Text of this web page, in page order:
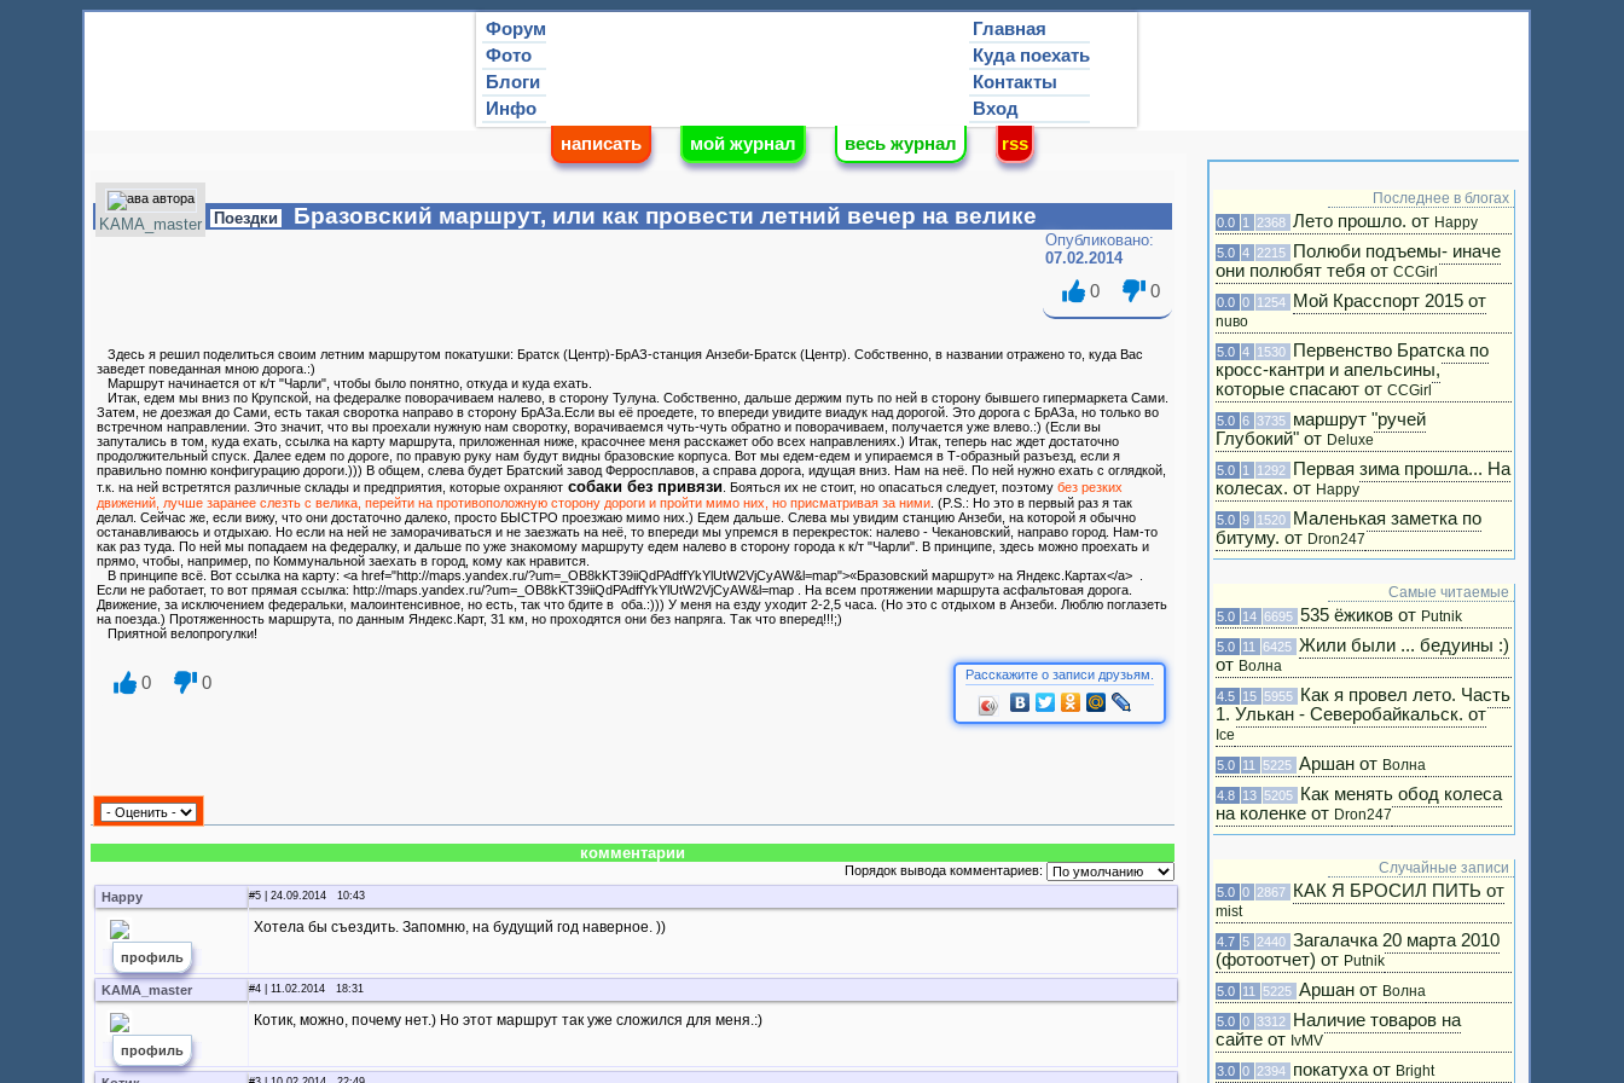
Форум
Фото
Блоги
Инфо
Главная
Куда поехать
Контакты
Вход
написать мой журнал весь журнал rss
Последнее в блогах
0.0 1 2368 Лето прошло. от Happy
5.0 4 2215
Полюби подъемы- иначе
они полюбят тебя отCCGirl
0.0 0 1254 Мой Красспорт 2015 от
nuвo
5.0 4 1530
Первенство Братска по
кросс-кантри и апельсины,
которые спасают отCCGirl
5.0 6 3735 маршрут "ручей
Глубокий" от Deluxe
5.0 1 1292
Первая зима прошла... На
колесах. от Happy
5.0 9 1520
Маленькая заметка по
битуму. от Dron247
Самые читаемые
5.0 14 6695 535 ёжиков от Putnik
5.0 11 6425 Жили были ... бедуины :)
от Волна
4.5 15 5955
Как я провел лето. Часть
1. Улькан - Северобайкальск. от
Ice
5.0 11 5225 Аршан от Волна
4.8 13 5205
Как менять обод колеса
на коленке от Dron247
Случайные записи
5.0 0 2867 КАК Я БРОСИЛ ПИТЬ от
mist
4.7 5 2440 Загалачка 20 марта 2010
(фотоотчет) от Putnik
5.0 11 5225 Аршан от Волна
5.0 0 3312
Наличие товаров на
сайте от IvMV
3.0 0 2394 покатуха от Bright
KAMA_master Поездки Бразовский маршрут, или как провести летний вечер на велике
Опубликовано:
07.02.2014
0 0
Здесь я решил поделиться своим летним маршрутом покатушки: Братск (Центр)-БрАЗ-станция Анзеби-Братск (Центр). Собственно, в названии отражено то, куда Вас
заведет поведанная мною дорога.:)
Маршрут начинается от к/т "Чарли", чтобы было понятно, откуда и куда ехать.
Итак, едем мы вниз по Крупской, на федералке поворачиваем налево, в сторону Тулуна. Собственно, дальше держим путь по ней в сторону бывшего гипермаркета Сами.
Затем, не доезжая до Сами, есть такая своротка направо в сторону БрАЗа.Если вы её проедете, то впереди увидите виадук над дорогой. Это дорога с БрАЗа, но только во
встречном направлении. Это значит, что вы проехали нужную нам своротку, ворачиваемся чуть-чуть обратно и поворачиваем, получается уже влево.:) (Если вы
запутались в том, куда ехать, ссылка на карту маршрута, приложенная ниже, красочнее меня расскажет обо всех направлениях.) Итак, теперь нас ждет достаточно
продолжительный спуск. Далее едем по дороге, по правую руку нам будут видны бразовские корпуса. Вот мы едем-едем и упираемся в Т-образный разъезд, если я
правильно помню конфигурацию дороги.))) В общем, слева будет Братский завод Ферросплавов, а справа дорога, идущая вниз. Нам на неё. По ней нужно ехать с оглядкой,
т.к. на ней встретятся различные склады и предприятия, которые охраняют собаки без привязи . Бояться их не стоит, но опасаться следует, поэтому без резких
движений, лучше заранее слезть с велика, перейти на противоположную сторону дороги и пройти мимо них, но присматривая за ними . (P.S.: Но это в первый раз я так
делал. Сейчас же, если вижу, что они достаточно далеко, просто БЫСТРО проезжаю мимо них.) Едем дальше. Слева мы увидим станцию Анзеби, на которой я обычно
останавливаюсь и отдыхаю. Но если на ней не заморачиваться и не заезжать на неё, то впереди мы упремся в перекресток: налево - Чекановский, направо город. Нам-то
как раз туда. По ней мы попадаем на федералку, и дальше по уже знакомому маршруту едем налево в сторону города к к/т "Чарли". В принципе, здесь можно проехать и
прямо, чтобы, например, по Коммунальной заехать в город, кому как нравится.
В принципе всё. Вот ссылка на карту: <a href="http://maps.yandex.ru/?um=_OB8kKT39iiQdPAdffYkYlUtW2VjCyAW&l=map">«Бразовский маршрут» на Яндекс.Картах</a> .
Если не работает, то вот прямая ссылка: http://maps.yandex.ru/?um=_OB8kKT39iiQdPAdffYkYlUtW2VjCyAW&l=map . На всем протяжении маршрута асфальтовая дорога.
Движение, за исключением федеральки, малоинтенсивное, но есть, так что бдите в оба.:))) У меня на езду уходит 2-2,5 часа. (Но это с отдыхом в Анзеби. Люблю поглазеть
на поезда.) Протяженность маршрута, по данным Яндекс.Карт, 31 км, но проходятся они без напряга. Так что вперед!!!;)
Приятной велопрогулки!
0 0 Расскажите о записи друзьям.
комментарии
Порядок вывода комментариев:
Happy
#5 | 24.09.2014 10:43
профиль
Хотела бы съездить. Запомню, на будущий год наверное. ))
KAMA_master #4 | 11.02.2014 18:31
профиль
Котик, можно, почему нет.) Но этот маршрут так уже сложился для меня.:)